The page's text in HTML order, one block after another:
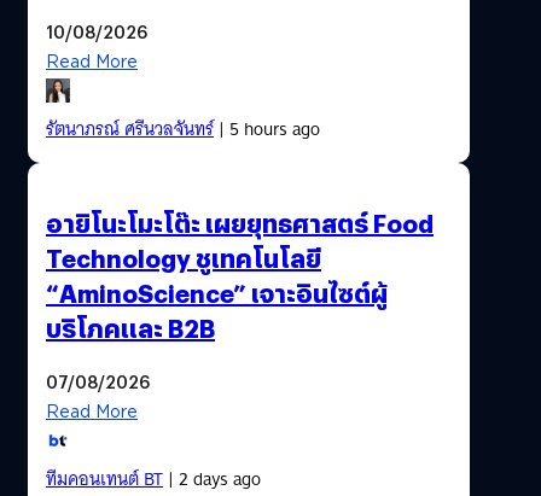
10/08/2026
Read More
รัตนาภรณ์ ศรีนวลจันทร์| 5 hours ago
อายิโนะโมะโต๊ะ เผยยุทธศาสตร์ Food
Technology ชูเทคโนโลยี
“AminoScience” เจาะอินไซต์ผู้
บริโภคและ B2B
07/08/2026
Read More
ทีมคอนเทนต์ BT| 2 days ago